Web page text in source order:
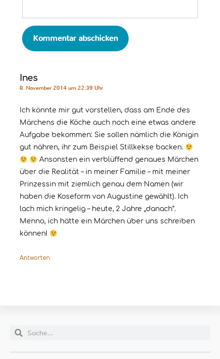
Ines
8. November 2014 um 22:39 Uhr
Ich könnte mir gut vorstellen, dass am Ende des
Märchens die Köche auch noch eine etwas andere
Aufgabe bekommen: Sie sollen nämlich die Königin
gut nähren, ihr zum Beispiel Stillkekse backen.
Ansonsten ein verblüffend genaues Märchen
über die Realität – in meiner Familie – mit meiner
Prinzessin mit ziemlich genau dem Namen (wir
haben die Koseform von Augustine gewählt). Ich
lach mich kringelig – heute, 2 Jahre „danach“.
Menno, ich hätte ein Märchen über uns schreiben
können!
Antworten